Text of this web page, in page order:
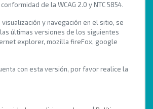
de la WCAG 2.0 y NTC 5854.
visualización y navegación en el sitio, se
últimas versiones de los siguientes
explorer, mozilla fireFox, google
con esta versión, por favor realice la